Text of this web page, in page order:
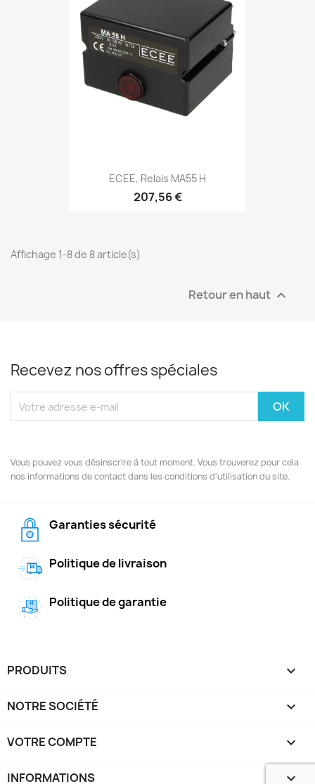
ECEE, Relais MA55 H
207,56 €
Affichage 1-8 de 8 article(s)
Retour en haut 
Recevez nos offres spéciales
Vous pouvez vous désinscrire à tout moment. Vous trouverez pour cela
nos informations de contact dans les conditions d'utilisation du site.
Garanties sécurité
Politique de livraison
Politique de garantie
PRODUITS 
NOTRE SOCIÉTÉ 
VOTRE COMPTE 
INFORMATIONS keyboard_arrow_down